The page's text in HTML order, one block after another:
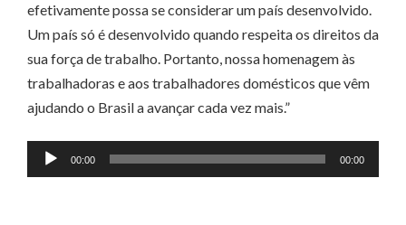
efetivamente possa se considerar um país desenvolvido.
Um país só é desenvolvido quando respeita os direitos da
sua força de trabalho. Portanto, nossa homenagem às
trabalhadoras e aos trabalhadores domésticos que vêm
ajudando o Brasil a avançar cada vez mais.”
Tocador
de
00:00 00:00